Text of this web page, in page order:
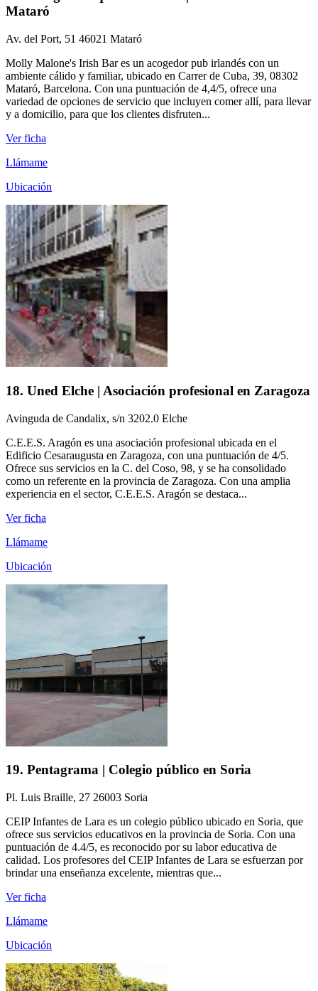
Mataró
Av. del Port, 51 46021 Mataró
Molly Malone's Irish Bar es un acogedor pub irlandés con un
ambiente cálido y familiar, ubicado en Carrer de Cuba, 39, 08302
Mataró, Barcelona. Con una puntuación de 4,4/5, ofrece una
variedad de opciones de servicio que incluyen comer allí, para llevar
y a domicilio, para que los clientes disfruten...
Ver ficha
Llámame
Ubicación
18. Uned Elche | Asociación profesional en Zaragoza
Avinguda de Candalix, s/n 3202.0 Elche
C.E.E.S. Aragón es una asociación profesional ubicada en el
Edificio Cesaraugusta en Zaragoza, con una puntuación de 4/5.
Ofrece sus servicios en la C. del Coso, 98, y se ha consolidado
como un referente en la provincia de Zaragoza. Con una amplia
experiencia en el sector, C.E.E.S. Aragón se destaca...
Ver ficha
Llámame
Ubicación
19. Pentagrama | Colegio público en Soria
Pl. Luis Braille, 27 26003 Soria
CEIP Infantes de Lara es un colegio público ubicado en Soria, que
ofrece sus servicios educativos en la provincia de Soria. Con una
puntuación de 4.4/5, es reconocido por su labor educativa de
calidad. Los profesores del CEIP Infantes de Lara se esfuerzan por
brindar una enseñanza excelente, mientras que...
Ver ficha
Llámame
Ubicación